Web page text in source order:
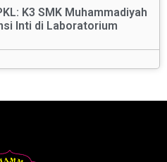
K3 SMK Muhammadiyah
Inti di Laboratorium